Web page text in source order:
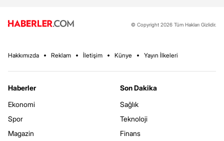
© Copyright 2026 Tüm Hakları Gizlidir.
Hakkımızda Reklam İletişim Künye Yayın İlkeleri
Haberler
Ekonomi
Spor
Magazin
Son Dakika
Sağlık
Teknoloji
Finans